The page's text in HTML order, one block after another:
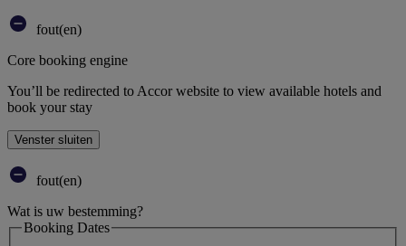
fout(en)
Core booking engine
You’ll be redirected to Accor website to view available hotels and
book your stay
Venster sluiten
fout(en)
Wat is uw bestemming?
Booking Dates